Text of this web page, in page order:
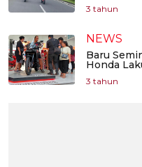
3 tahun
NEWS
Baru
Honda
3 tahun